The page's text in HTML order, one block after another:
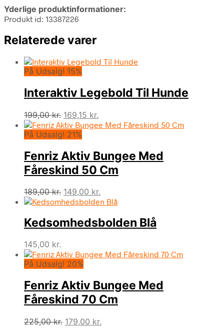
Yderlige produktinformationer:
Produkt id: 13387226
Relaterede varer
På Udsalg! 15%
Interaktiv Legebold Til Hunde
199,00kr. Den
oprindelige
pris
199,00 kr..
169,15 kr.
aktuelle
169,15 kr..
På Udsalg! 21%
Fenriz Aktiv Bungee Med
Fåreskind 50 Cm
189,00kr. Den
oprindelige
var:
189,00 kr..
149,00 kr.
aktuelle
er:
149,00 kr..
Kedsomhedsbolden Blå
145,00 kr.
På Udsalg! 20%
Fenriz Aktiv Bungee Med
Fåreskind 70 Cm
225,00kr. Den
179,00 kr.